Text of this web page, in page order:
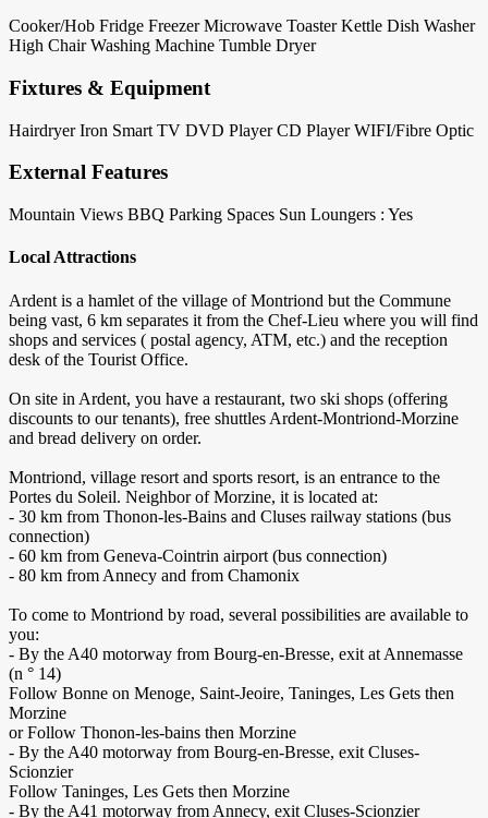
Cooker/Hob Fridge Freezer Microwave Toaster Kettle Dish Washer
High Chair Washing Machine Tumble Dryer
Fixtures & Equipment
Hairdryer Iron Smart TV DVD Player CD Player WIFI/Fibre Optic
External Features
Mountain Views BBQ Parking Spaces Sun Loungers : Yes
Local Attractions
Ardent is a hamlet of the village of Montriond but the Commune
being vast, 6 km separates it from the Chef-Lieu where you will find
shops and services ( postal agency, ATM, etc.) and the reception
desk of the Tourist Office.
On site in Ardent, you have a restaurant, two ski shops (offering
discounts to our tenants), free shuttles Ardent-Montriond-Morzine
and bread delivery on order.
Montriond, village resort and sports resort, is an entrance to the
Portes du Soleil. Neighbor of Morzine, it is located at:
- 30 km from Thonon-les-Bains and Cluses railway stations (bus
connection)
- 60 km from Geneva-Cointrin airport (bus connection)
- 80 km from Annecy and from Chamonix
To come to Montriond by road, several possibilities are available to
you:
- By the A40 motorway from Bourg-en-Bresse, exit at Annemasse
(n ° 14)
Follow Bonne on Menoge, Saint-Jeoire, Taninges, Les Gets then
Morzine
or Follow Thonon-les-bains then Morzine
- By the A40 motorway from Bourg-en-Bresse, exit Cluses-
Scionzier
Follow Taninges, Les Gets then Morzine
- By the A41 motorway from Annecy, exit Cluses-Scionzier